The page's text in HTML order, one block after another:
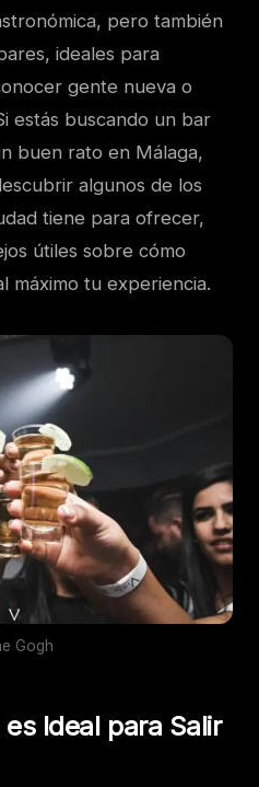
pero también
ideales para
gente nueva o
estás buscando un bar
buen rato en Málaga,
algunos de los
tiene para ofrecer,
útiles sobre cómo
máximo tu experiencia.
Gogh
Ideal para Salir